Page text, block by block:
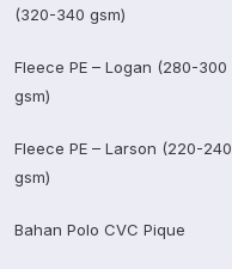
(320-340 gsm)
Fleece PE – Logan (280-300
gsm)
Fleece PE – Larson (220-240
gsm)
Bahan Polo CVC Pique